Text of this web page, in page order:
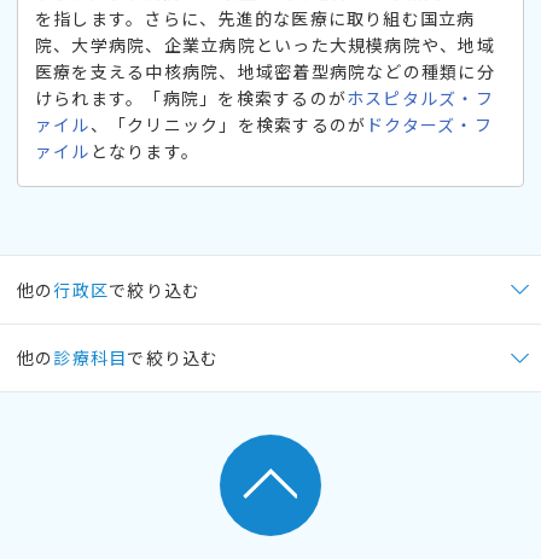
を指します。さらに、先進的な医療に取り組む国立病
院、大学病院、企業立病院といった大規模病院や、地域
医療を支える中核病院、地域密着型病院などの種類に分
けられます。「病院」を検索するのがホスピタルズ・フ
ァイル、「クリニック」を検索するのが ドクターズ・フ
ァイル となります。
他の行政区で絞り込む
他の 診療科目で絞り込む